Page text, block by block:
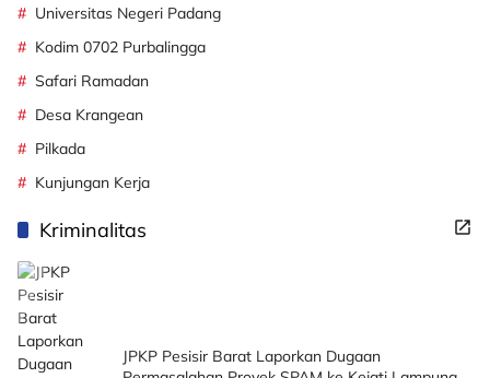
Universitas Negeri Padang
Kodim 0702 Purbalingga
Safari Ramadan
Desa Krangean
Pilkada
Kunjungan Kerja
Kriminalitas
JPKP Pesisir Barat Laporkan Dugaan